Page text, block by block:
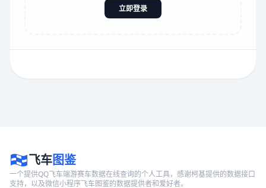
立即登录
飞车图鉴
一个提供QQ飞车端游赛车数据在线查询的个人工具，感谢柯基提供的数据接口
支持，以及微信小程序飞车图鉴的数据提供者和爱好者。